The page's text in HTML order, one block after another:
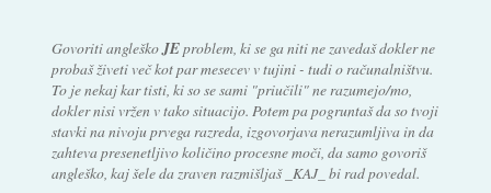
Govoriti angleškoJEproblem, ki se ga niti ne zavedaš dokler ne
probaš živeti več kot par mesecev v tujini - tudi o računalništvu.
To je nekaj kar tisti, ki so se sami "priučili" ne razumejo/mo,
dokler nisi vržen v tako situacijo. Potem pa pogruntaš da so tvoji
stavki na nivoju prvega razreda, izgovorjava nerazumljiva in da
zahteva presenetljivo količino procesne moči, da samo govoriš
angleško, kaj šele da zraven razmišljaš _KAJ_ bi rad povedal.